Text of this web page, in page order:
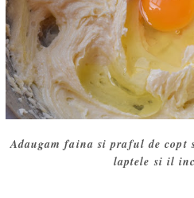
Adaugam faina si praful de copt
laptele si il